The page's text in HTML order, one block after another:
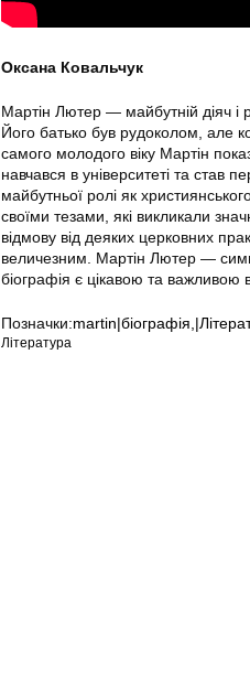
Оксана Ковальчук
Мартін Лютер — майбутній діяч і
Його батько був рудоколом, але
самого молодого віку Мартін
навчався в університеті та став
майбутньої ролі як
своїми тезами, які викликали
відмову від деяких церковних
величезним. Мартін Лютер —
біографія є цікавою та важливою в
Позначки:
Література